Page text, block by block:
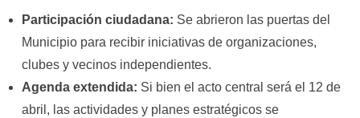
Participación ciudadana: Se abrieron las puertas del
Municipio para recibir iniciativas de organizaciones,
clubes y vecinos independientes.
Agenda extendida: Si bien el acto central será el 12 de
abril, las actividades y planes estratégicos se